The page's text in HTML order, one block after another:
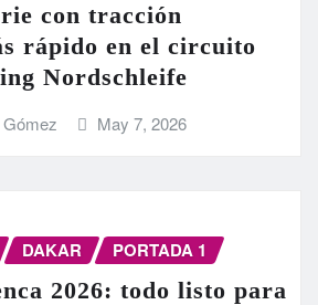
con tracción
rápido en el circuito
Nordschleife
May 7, 2026
DAKAR PORTADA 1
2026: todo listo para